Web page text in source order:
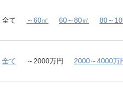
全て ～60㎡ 60～80㎡ 80～
全て ～2000万円 2000～4000万